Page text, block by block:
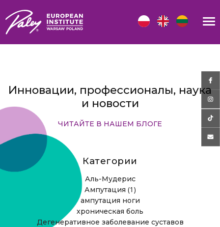
Инновации, профессионалы, наука
и новости
ЧИТАЙТЕ В НАШЕМ БЛОГЕ
Категории
Аль-Мудерис
Ампутация (1)
ампутация ноги
хроническая боль
Дегенеративное заболевание суставов